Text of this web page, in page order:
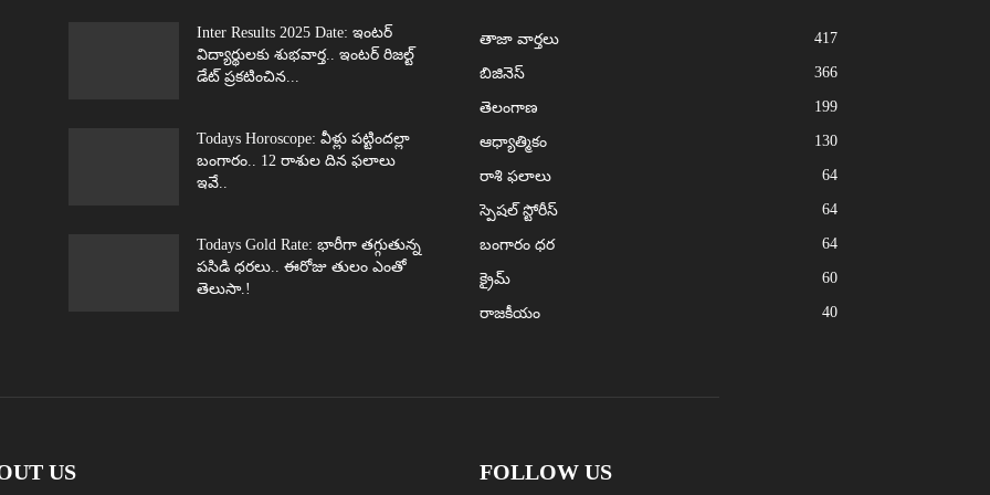
Inter Results 2025 Date: ఇంటర్
విద్యార్థులకు శుభవార్త.. ఇంటర్ రిజల్ట్
డేట్ ప్రకటించిన...
Todays Horoscope: వీళ్లు పట్టిందల్లా
బంగారం.. 12 రాశుల దిన ఫలాలు
ఇవే..
Todays Gold Rate: భారీగా తగ్గుతున్న
పసిడి ధరలు.. ఈరోజు తులం ఎంతో
తెలుసా.!
తాజా వార్తలు 417
బిజినెస్ 366
తెలంగాణ 199
ఆధ్యాత్మికం 130
రాశి ఫలాలు 64
స్పెషల్ స్టోరీస్ 64
బంగారం ధర 64
క్రైమ్ 60
రాజకీయం 40
US FOLLOW US